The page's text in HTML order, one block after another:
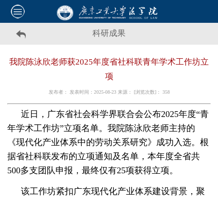
科研成果
我院陈泳欣老师获2025年度省社科联青年学术工作坊立
项
发布者： 发表时间：2025-08-23 来源： [浏览次数]： 358
近日，广东省社会科学界联合会公布2025年度“青
年学术工作坊”立项名单。我院陈泳欣老师主持的
《现代化产业体系中的劳动关系研究》成功入选。根
据省社科联发布的立项通知及名单，本年度全省共
500多支团队申报，最终仅有25项获得立项。
该工作坊紧扣广东现代化产业体系建设背景，聚